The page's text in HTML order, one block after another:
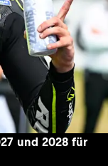
und 2028 für